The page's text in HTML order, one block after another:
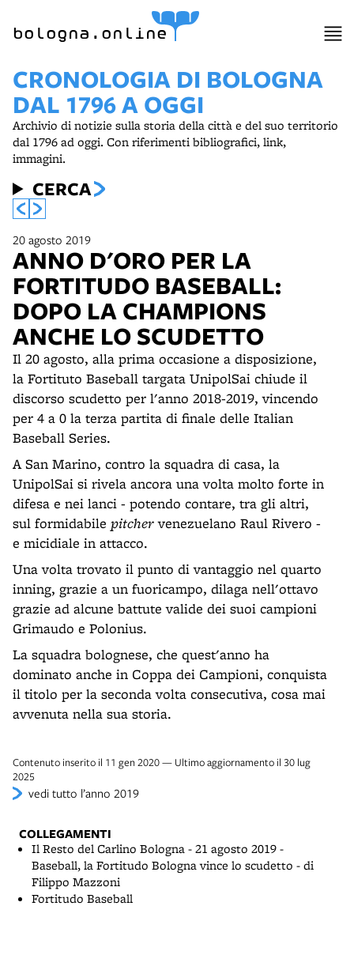
bologna.online
CRONOLOGIA DI BOLOGNA
DAL 1796 A OGGI
Archivio di notizie sulla storia della città e del suo territorio
dal 1796 ad oggi. Con riferimenti bibliografici, link,
immagini.
CERCA
20 agosto 2019
ANNO D'ORO PER LA
FORTITUDO BASEBALL:
DOPO LA CHAMPIONS
ANCHE LO SCUDETTO
Il 20 agosto, alla prima occasione a disposizione,
la Fortituto Baseball targata UnipolSai chiude il
discorso scudetto per l'anno 2018-2019, vincendo
per 4 a 0 la terza partita di finale delle Italian
Baseball Series.
A San Marino, contro la squadra di casa, la
UnipolSai si rivela ancora una volta molto forte in
difesa e nei lanci - potendo contare, tra gli altri,
sul formidabile pitchervenezuelano Raul Rivero -
e micidiale in attacco.
Una volta trovato il punto di vantaggio nel quarto
inning, grazie a un fuoricampo, dilaga nell'ottavo
grazie ad alcune battute valide dei suoi campioni
Grimaudo e Polonius.
La squadra bolognese, che quest'anno ha
dominato anche in Coppa dei Campioni, conquista
il titolo per la seconda volta consecutiva, cosa mai
avvenuta nella sua storia.
Contenuto inserito il 11 gen 2020 — Ultimo aggiornamento il 30 lug
2025
vedi tutto l’anno 2019
COLLEGAMENTI
Il Resto del Carlino Bologna - 21 agosto 2019 -
Baseball, la Fortitudo Bologna vince lo scudetto - di
Filippo Mazzoni
Fortitudo Baseball